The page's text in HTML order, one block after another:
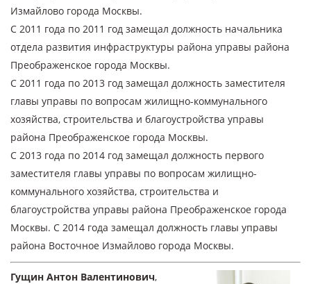
Измайлово города Москвы.
С 2011 года по 2011 год замещал должность начальника
отдела развития инфраструктуры района управы района
Преображенское города Москвы.
С 2011 года по 2013 год замещал должность заместителя
главы управы по вопросам жилищно-коммунального
хозяйства, строительства и благоустройства управы
района Преображенское города Москвы.
С 2013 года по 2014 год замещал должность первого
заместителя главы управы по вопросам жилищно-
коммунального хозяйства, строительства и
благоустройства управы района Преображенское города
Москвы. С 2014 года замещал должность главы управы
района Восточное Измайлово города Москвы.
Гущин Антон Валентинович,